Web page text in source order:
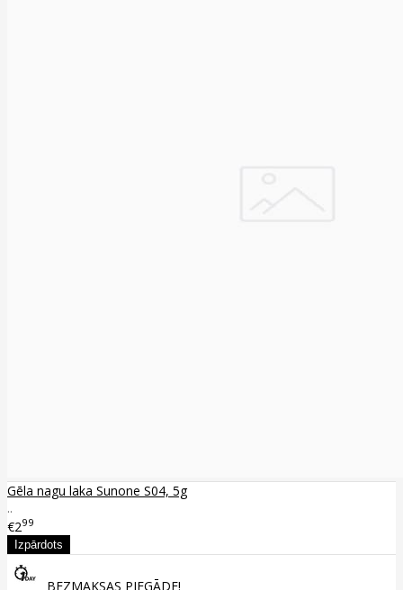
Gēla nagu laka Sunone S04, 5g
..
€299
BEZMAKSAS PIEGĀDE!